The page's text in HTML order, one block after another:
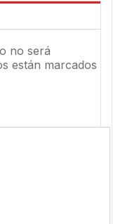
no será
están marcados